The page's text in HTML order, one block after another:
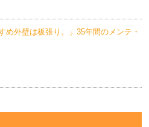
め外壁は板張り。」35年間のメンテ・